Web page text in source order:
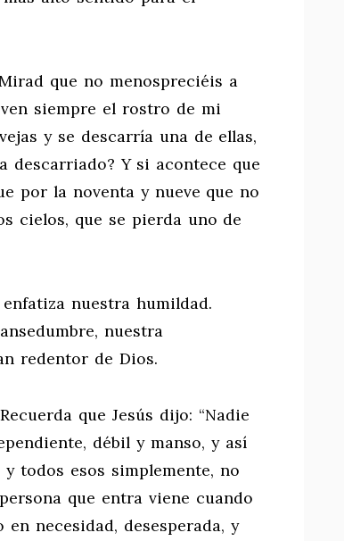
que no menospreciéis a
siempre el rostro de mi
y se descarría una de ellas,
descarriado? Y si acontece que
por la noventa y nueve que no
cielos, que se pierda uno de
nuestra humildad.
nuestra
redentor de Dios.
que Jesús dijo: “Nadie
débil y manso, y así
todos esos simplemente, no
que entra viene cuando
necesidad, desesperada, y